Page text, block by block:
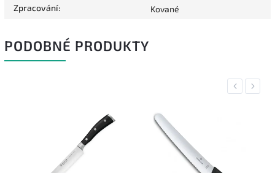
Zpracování: Kované
PODOBNÉ PRODUKTY
Previous
Next